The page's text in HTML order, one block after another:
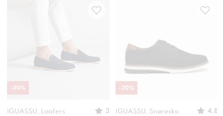
IGUASSU, Loafers
3
-30%
IGUASSU, Snøresko
4.8
-30%